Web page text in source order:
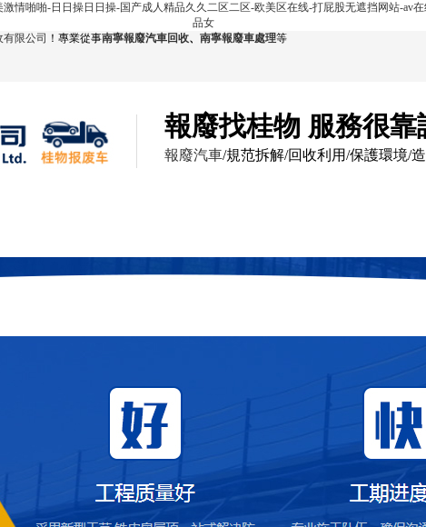
情啪啪-日日操日日操-国产成人精品久久二区二区-欧美区在线-打屁股无遮挡网站-av
品女
限公司 ！專業從事南寧報廢汽車回收、 南寧報廢車處理等
報廢找桂物 服務很靠
報廢汽車/規范拆解/回收利用/保護環境/